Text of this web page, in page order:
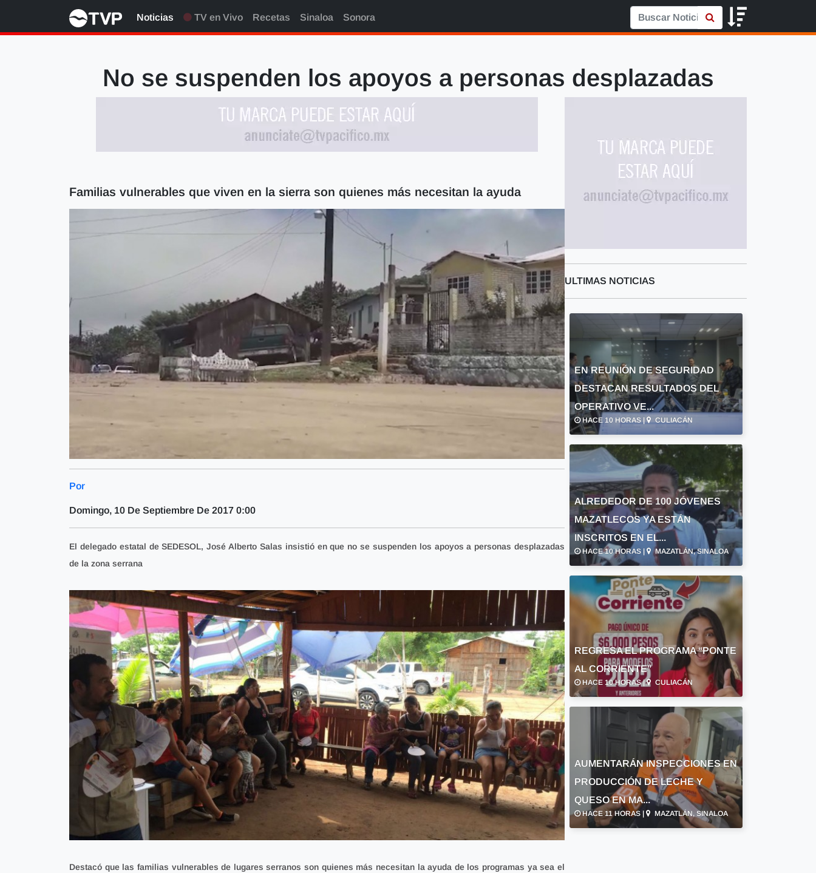
Noticias TV en Vivo Recetas Sinaloa Sonora
No se suspenden los apoyos a personas desplazadas
Familias vulnerables que viven en la sierra son quienes más necesitan la ayuda
Por
Domingo, 10 De Septiembre De 2017 0:00
El delegado estatal de SEDESOL, José Alberto Salas insistió en que no se suspenden los apoyos a personas desplazadas
de la zona serrana
Destacó que las familias vulnerables de lugares serranos son quienes más necesitan la ayuda de los programas ya sea el
ULTIMAS NOTICIAS
EN REUNIÓN DE SEGURIDAD
DESTACAN RESULTADOS DEL
OPERATIVO VE...
HACE 10 HORAS | CULIACÁN
ALREDEDOR DE 100 JÓVENES
MAZATLECOS YA ESTÁN
INSCRITOS EN EL...
HACE 10 HORAS | MAZATLÁN, SINALOA
REGRESA EL PROGRAMA “PONTE
AL CORRIENTE”
HACE 10 HORAS | CULIACÁN
AUMENTARÁN INSPECCIONES EN
PRODUCCIÓN DE LECHE Y
QUESO EN MA...
HACE 11 HORAS | MAZATLÁN, SINALOA